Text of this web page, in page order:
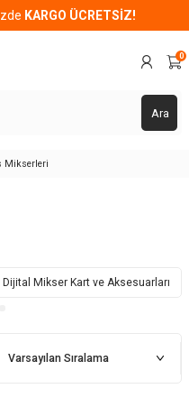
KARGO ÜCRETSİZ!
Ara
0
Mikserleri
Dijital Mikser Kart ve Aksesuarları